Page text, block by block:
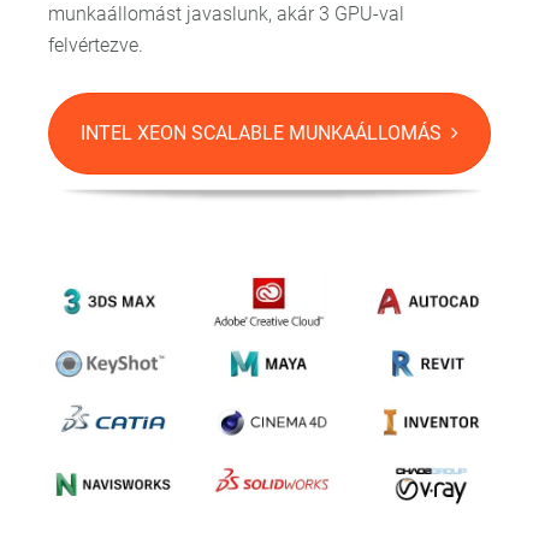
munkaállomást javaslunk, akár 3 GPU-val
felvértezve.
INTEL XEON SCALABLE MUNKAÁLLOMÁS